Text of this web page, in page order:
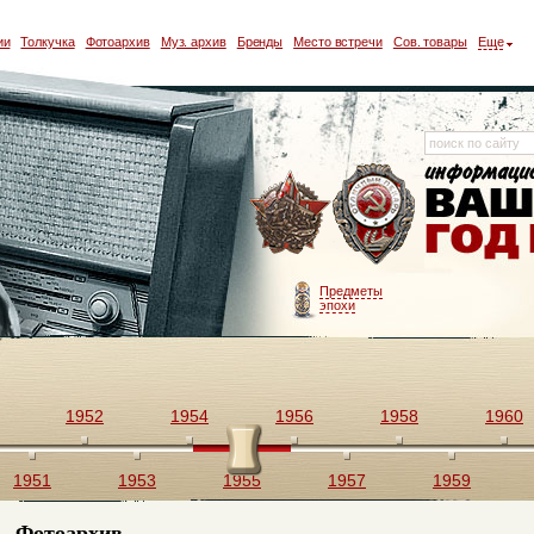
Толкучка Фотоархив Муз. архив Бренды Место встречи Сов. товары Еще
Предметы
эпохи
1951
1952
1953
1954
1955
1956
1957
1958
1959
1960